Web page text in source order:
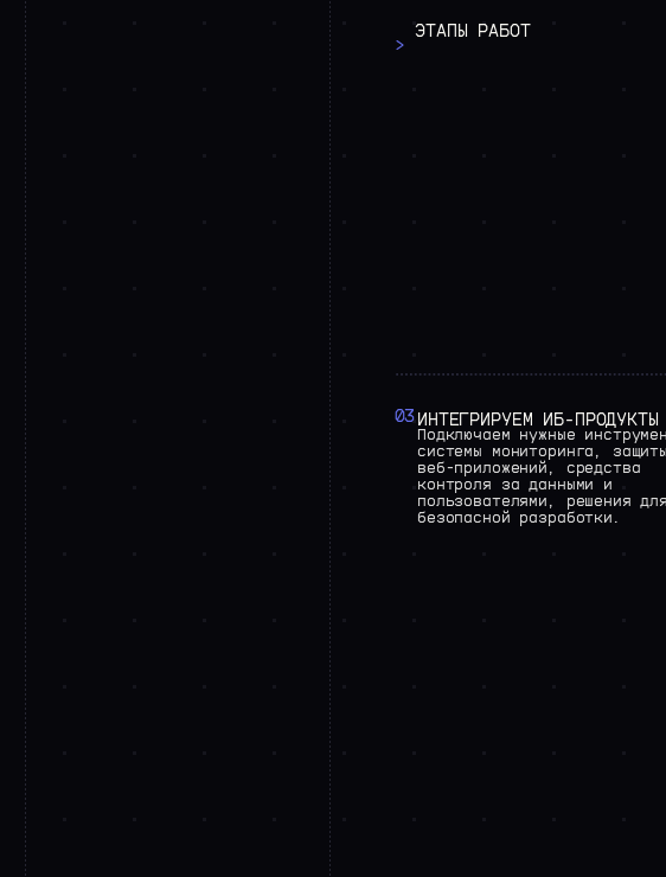
>
ЭТАПЫ РАБОТ
03 ИНТЕГРИРУЕМ ИБ-ПРОДУКТЫ
Подключаем нужные
системы
мониторинга,
защиты
веб-приложений,
средства
контроля
за данными
и
пользователями,
решения
для
безопасной
разработки.